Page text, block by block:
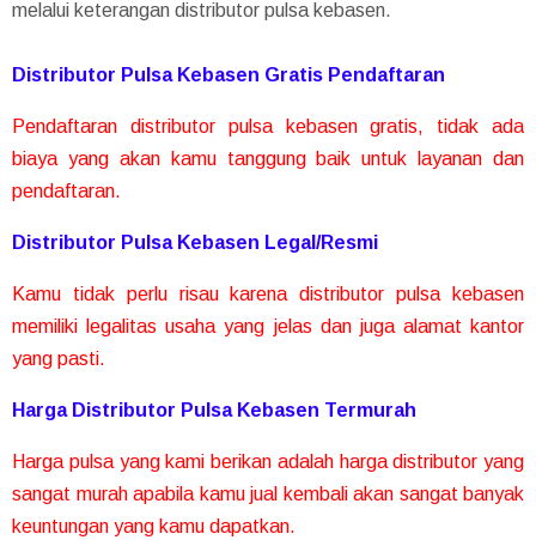
melalui keterangan distributor pulsa kebasen.
Distributor Pulsa Kebasen Gratis Pendaftaran
Pendaftaran distributor pulsa kebasen gratis, tidak ada
biaya yang akan kamu tanggung baik untuk layanan dan
pendaftaran.
Distributor Pulsa Kebasen Legal/Resmi
Kamu tidak perlu risau karena distributor pulsa kebasen
memiliki legalitas usaha yang jelas dan juga alamat kantor
yang pasti.
Harga Distributor Pulsa Kebasen Termurah
Harga pulsa yang kami berikan adalah harga distributor yang
sangat murah apabila kamu jual kembali akan sangat banyak
keuntungan yang kamu dapatkan.